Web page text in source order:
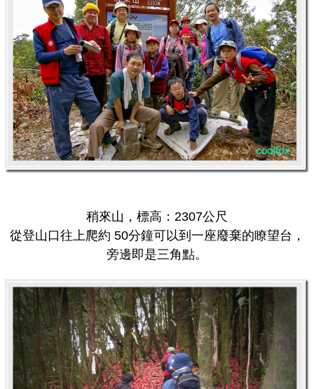
稍來山，標高：2307公尺
從登山口往上爬約 50分鐘可以到一座廢棄的瞭望台，
旁邊即是三角點。